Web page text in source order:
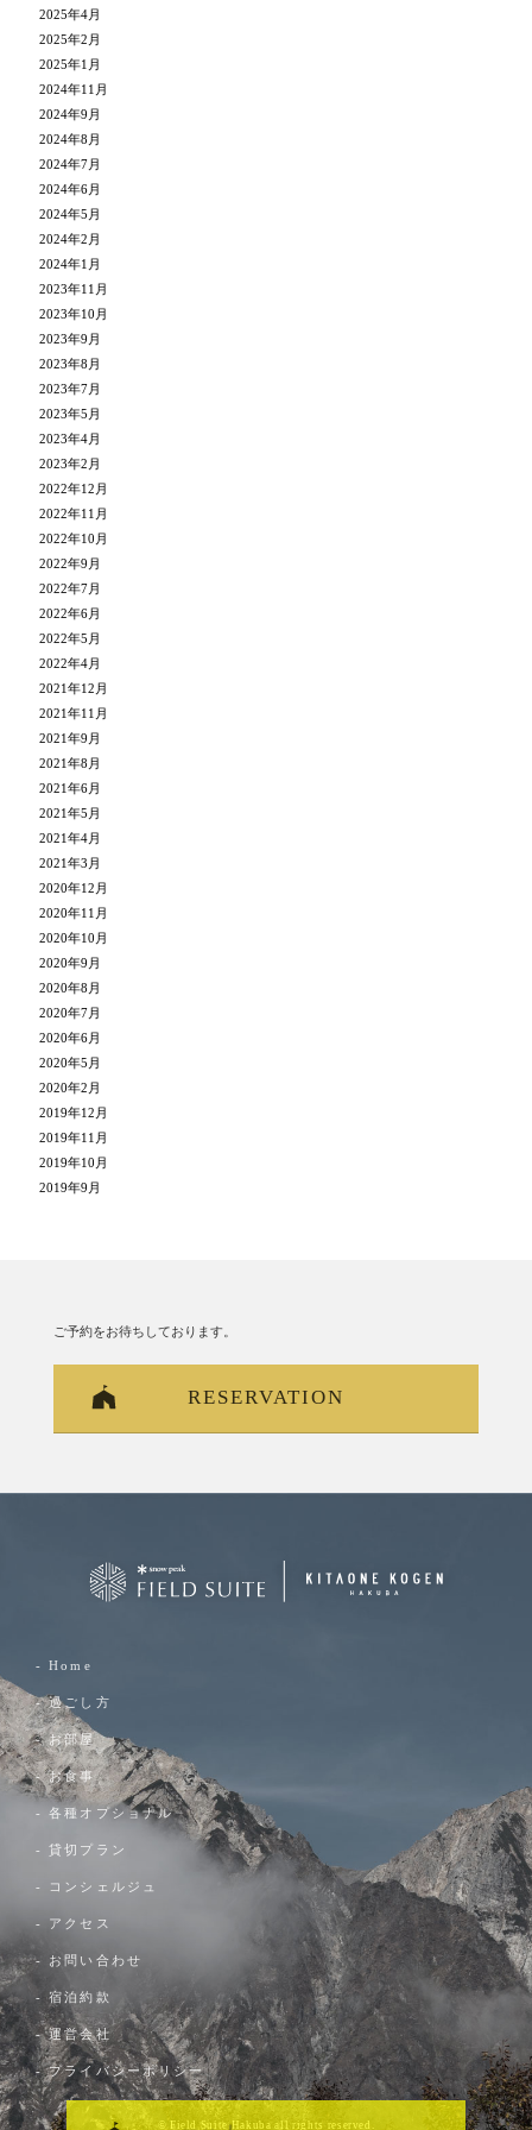
2025年4月
2025年2月
2025年1月
2024年11月
2024年9月
2024年8月
2024年7月
2024年6月
2024年5月
2024年2月
2024年1月
2023年11月
2023年10月
2023年9月
2023年8月
2023年7月
2023年5月
2023年4月
2023年2月
2022年12月
2022年11月
2022年10月
2022年9月
2022年7月
2022年6月
2022年5月
2022年4月
2021年12月
2021年11月
2021年9月
2021年8月
2021年6月
2021年5月
2021年4月
2021年3月
2020年12月
2020年11月
2020年10月
2020年9月
2020年8月
2020年7月
2020年6月
2020年5月
2020年2月
2019年12月
2019年11月
2019年10月
2019年9月
ご予約をお待ちしております。
RESERVATION
- Home
- 過ごし方
- お部屋
- お食事
- 各種オプショナル
- 貸切プラン
- コンシェルジュ
- アクセス
- お問い合わせ
- 宿泊約款
- 運営会社
- プライバシーポリシー
© Field Suite Hakuba all rights reserved.